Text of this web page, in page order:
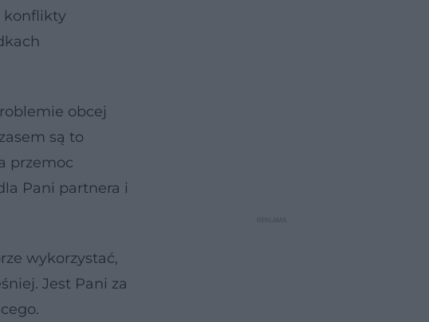
konflikty
obcej
są to
przemoc
Pani partnera i
wykorzystać,
Jest Pani za